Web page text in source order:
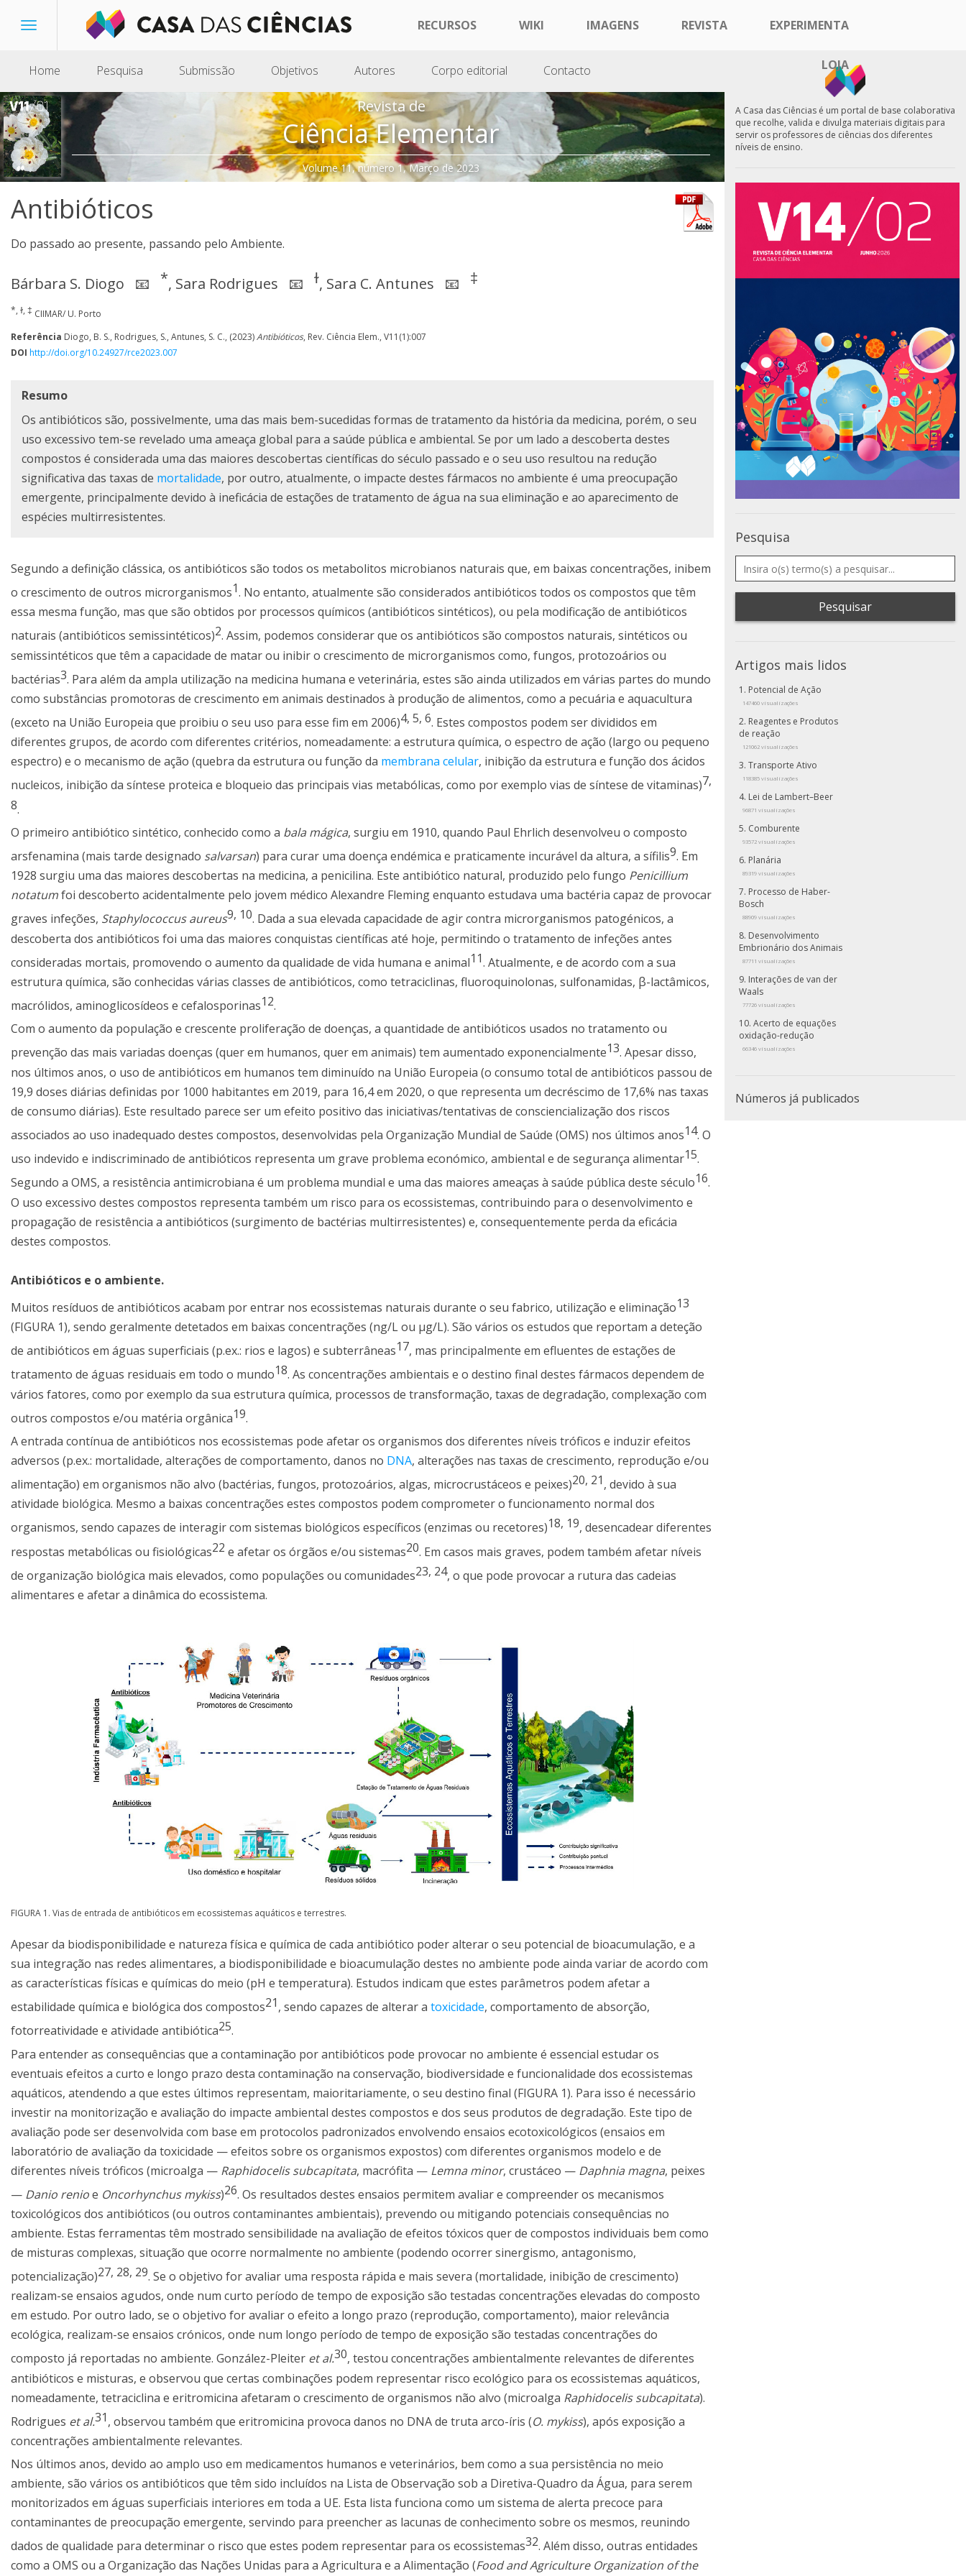
Toggle
RECURSOS WIKI IMAGENS REVISTA EXPERIMENTA
LOJA
Home Pesquisa Submissão Objetivos Autores Corpo editorial Contacto
Revista de
Ciência Elementar
Volume 11, número 1, Março de 2023
Antibióticos
Do passado ao presente, passando pelo Ambiente.
Bárbara S. Diogo 📧 *, Sara Rodrigues 📧 ɫ, Sara C. Antunes 📧 ‡
*, ɫ, ‡ CIIMAR/ U. Porto
Referência Diogo, B. S., Rodrigues, S., Antunes, S. C., (2023)Antibióticos, Rev. Ciência Elem., V11(1):007
DOI http://doi.org/10.24927/rce2023.007
Resumo
Os antibióticos são, possivelmente, uma das mais bem-sucedidas formas de tratamento da história da medicina, porém, o seu
uso excessivo tem-se revelado uma ameaça global para a saúde pública e ambiental. Se por um lado a descoberta destes
compostos é considerada uma das maiores descobertas científicas do século passado e o seu uso resultou na redução
significativa das taxas de mortalidade, por outro, atualmente, o impacte destes fármacos no ambiente é uma preocupação
emergente, principalmente devido à ineficácia de estações de tratamento de água na sua eliminação e ao aparecimento de
espécies multirresistentes.
Segundo a definição clássica, os antibióticos são todos os metabolitos microbianos naturais que, em baixas concentrações, inibem
o crescimento de outros microrganismos1. No entanto, atualmente são considerados antibióticos todos os compostos que têm
essa mesma função, mas que são obtidos por processos químicos (antibióticos sintéticos), ou pela modificação de antibióticos
naturais (antibióticos semissintéticos)2. Assim, podemos considerar que os antibióticos são compostos naturais, sintéticos ou
semissintéticos que têm a capacidade de matar ou inibir o crescimento de microrganismos como, fungos, protozoários ou
bactérias3. Para além da ampla utilização na medicina humana e veterinária, estes são ainda utilizados em várias partes do mundo
como substâncias promotoras de crescimento em animais destinados à produção de alimentos, como a pecuária e aquacultura
(exceto na União Europeia que proibiu o seu uso para esse fim em 2006)4, 5, 6. Estes compostos podem ser divididos em
diferentes grupos, de acordo com diferentes critérios, nomeadamente: a estrutura química, o espectro de ação (largo ou pequeno
espectro) e o mecanismo de ação (quebra da estrutura ou função da membrana celular, inibição da estrutura e função dos ácidos
nucleicos, inibição da síntese proteica e bloqueio das principais vias metabólicas, como por exemplo vias de síntese de vitaminas)7,
8.
O primeiro antibiótico sintético, conhecido como a bala mágica, surgiu em 1910, quando Paul Ehrlich desenvolveu o composto
arsfenamina (mais tarde designado salvarsan) para curar uma doença endémica e praticamente incurável da altura, a sífilis9. Em
1928 surgiu uma das maiores descobertas na medicina, a penicilina. Este antibiótico natural, produzido pelo fungo Penicillium
notatumfoi descoberto acidentalmente pelo jovem médico Alexandre Fleming enquanto estudava uma bactéria capaz de provocar
graves infeções, Staphylococcus aureus9, 10. Dada a sua elevada capacidade de agir contra microrganismos patogénicos, a
descoberta dos antibióticos foi uma das maiores conquistas científicas até hoje, permitindo o tratamento de infeções antes
consideradas mortais, promovendo o aumento da qualidade de vida humana e animal11. Atualmente, e de acordo com a sua
estrutura química, são conhecidas várias classes de antibióticos, como tetraciclinas, fluoroquinolonas, sulfonamidas, β-lactâmicos,
macrólidos, aminoglicosídeos e cefalosporinas12.
Com o aumento da população e crescente proliferação de doenças, a quantidade de antibióticos usados no tratamento ou
prevenção das mais variadas doenças (quer em humanos, quer em animais) tem aumentado exponencialmente13. Apesar disso,
nos últimos anos, o uso de antibióticos em humanos tem diminuído na União Europeia (o consumo total de antibióticos passou de
19,9 doses diárias definidas por 1000 habitantes em 2019, para 16,4 em 2020, o que representa um decréscimo de 17,6% nas taxas
de consumo diárias). Este resultado parece ser um efeito positivo das iniciativas/tentativas de consciencialização dos riscos
associados ao uso inadequado destes compostos, desenvolvidas pela Organização Mundial de Saúde (OMS) nos últimos anos14. O
uso indevido e indiscriminado de antibióticos representa um grave problema económico, ambiental e de segurança alimentar15.
Segundo a OMS, a resistência antimicrobiana é um problema mundial e uma das maiores ameaças à saúde pública deste século16.
O uso excessivo destes compostos representa também um risco para os ecossistemas, contribuindo para o desenvolvimento e
propagação de resistência a antibióticos (surgimento de bactérias multirresistentes) e, consequentemente perda da eficácia
destes compostos.
Antibióticos e o ambiente.
Muitos resíduos de antibióticos acabam por entrar nos ecossistemas naturais durante o seu fabrico, utilização e eliminação13
(FIGURA 1), sendo geralmente detetados em baixas concentrações (ng/L ou μg/L). São vários os estudos que reportam a deteção
de antibióticos em águas superficiais (p.ex.: rios e lagos) e subterrâneas17, mas principalmente em efluentes de estações de
tratamento de águas residuais em todo o mundo18. As concentrações ambientais e o destino final destes fármacos dependem de
vários fatores, como por exemplo da sua estrutura química, processos de transformação, taxas de degradação, complexação com
outros compostos e/ou matéria orgânica19.
A entrada contínua de antibióticos nos ecossistemas pode afetar os organismos dos diferentes níveis tróficos e induzir efeitos
adversos (p.ex.: mortalidade, alterações de comportamento, danos no DNA, alterações nas taxas de crescimento, reprodução e/ou
alimentação) em organismos não alvo (bactérias, fungos, protozoários, algas, microcrustáceos e peixes)20, 21, devido à sua
atividade biológica. Mesmo a baixas concentrações estes compostos podem comprometer o funcionamento normal dos
organismos, sendo capazes de interagir com sistemas biológicos específicos (enzimas ou recetores)18, 19, desencadear diferentes
respostas metabólicas ou fisiológicas22 e afetar os órgãos e/ou sistemas20. Em casos mais graves, podem também afetar níveis
de organização biológica mais elevados, como populações ou comunidades23, 24, o que pode provocar a rutura das cadeias
alimentares e afetar a dinâmica do ecossistema.
FIGURA 1. Vias de entrada de antibióticos em ecossistemas aquáticos e terrestres.
Apesar da biodisponibilidade e natureza física e química de cada antibiótico poder alterar o seu potencial de bioacumulação, e a
sua integração nas redes alimentares, a biodisponibilidade e bioacumulação destes no ambiente pode ainda variar de acordo com
as características físicas e químicas do meio (pH e temperatura). Estudos indicam que estes parâmetros podem afetar a
estabilidade química e biológica dos compostos21, sendo capazes de alterar a toxicidade, comportamento de absorção,
fotorreatividade e atividade antibiótica25.
Para entender as consequências que a contaminação por antibióticos pode provocar no ambiente é essencial estudar os
eventuais efeitos a curto e longo prazo desta contaminação na conservação, biodiversidade e funcionalidade dos ecossistemas
aquáticos, atendendo a que estes últimos representam, maioritariamente, o seu destino final (FIGURA 1). Para isso é necessário
investir na monitorização e avaliação do impacte ambiental destes compostos e dos seus produtos de degradação. Este tipo de
avaliação pode ser desenvolvida com base em protocolos padronizados envolvendo ensaios ecotoxicológicos (ensaios em
laboratório de avaliação da toxicidade — efeitos sobre os organismos expostos) com diferentes organismos modelo e de
diferentes níveis tróficos (microalga — Raphidocelis subcapitata, macrófita — Lemna minor, crustáceo — Daphnia magna, peixes
— Danio renioe Oncorhynchus mykiss)26. Os resultados destes ensaios permitem avaliar e compreender os mecanismos
toxicológicos dos antibióticos (ou outros contaminantes ambientais), prevendo ou mitigando potenciais consequências no
ambiente. Estas ferramentas têm mostrado sensibilidade na avaliação de efeitos tóxicos quer de compostos individuais bem como
de misturas complexas, situação que ocorre normalmente no ambiente (podendo ocorrer sinergismo, antagonismo,
potencialização)27, 28, 29. Se o objetivo for avaliar uma resposta rápida e mais severa (mortalidade, inibição de crescimento)
realizam-se ensaios agudos, onde num curto período de tempo de exposição são testadas concentrações elevadas do composto
em estudo. Por outro lado, se o objetivo for avaliar o efeito a longo prazo (reprodução, comportamento), maior relevância
ecológica, realizam-se ensaios crónicos, onde num longo período de tempo de exposição são testadas concentrações do
composto já reportadas no ambiente. González-Pleiter et al.30, testou concentrações ambientalmente relevantes de diferentes
antibióticos e misturas, e observou que certas combinações podem representar risco ecológico para os ecossistemas aquáticos,
nomeadamente, tetraciclina e eritromicina afetaram o crescimento de organismos não alvo (microalga Raphidocelis subcapitata).
Rodrigues et al.31, observou também que eritromicina provoca danos no DNA de truta arco-íris (O. mykiss), após exposição a
concentrações ambientalmente relevantes.
Nos últimos anos, devido ao amplo uso em medicamentos humanos e veterinários, bem como a sua persistência no meio
ambiente, são vários os antibióticos que têm sido incluídos na Lista de Observação sob a Diretiva-Quadro da Água, para serem
monitorizados em águas superficiais interiores em toda a UE. Esta lista funciona como um sistema de alerta precoce para
contaminantes de preocupação emergente, servindo para preencher as lacunas de conhecimento sobre os mesmos, reunindo
dados de qualidade para determinar o risco que estes podem representar para os ecossistemas32. Além disso, outras entidades
como a OMS ou a Organização das Nações Unidas para a Agricultura e a Alimentação (Food and Agriculture Organization of the
A Casa das Ciências é um portal de base colaborativa
que recolhe, valida e divulga materiais digitais para
servir os professores de ciências dos diferentes
níveis de ensino.
Pesquisa
Pesquisar
Artigos mais lidos
Potencial de Ação
147460 visualizações
Reagentes e Produtos
de reação
121062 visualizações
Transporte Ativo
118385 visualizações
Lei de Lambert–Beer
96871 visualizações
Comburente
93572 visualizações
Planária
89319 visualizações
Processo de Haber-
Bosch
88909 visualizações
Desenvolvimento
Embrionário dos Animais
87711 visualizações
Interações de van der
Waals
77726 visualizações
Acerto de equações
oxidação-redução
66346 visualizações
Números já publicados